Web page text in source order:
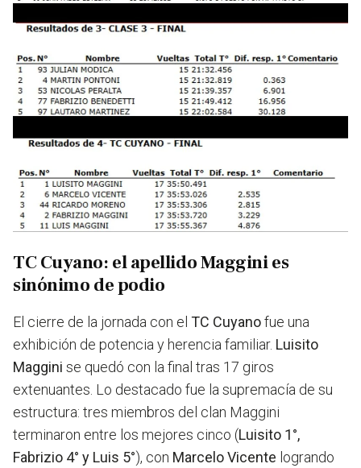
TC Cuyano: el apellido Maggini es
sinónimo de podio
El cierre de la jornada con el TC Cuyanofue una
exhibición de potencia y herencia familiar. Luisito
Maggini se quedó con la final tras 17 giros
extenuantes. Lo destacado fue la supremacía de su
estructura: tres miembros del clan Maggini
terminaron entre los mejores cinco (Luisito 1°,
Fabrizio 4° y Luis 5°), con Marcelo Vicente logrando